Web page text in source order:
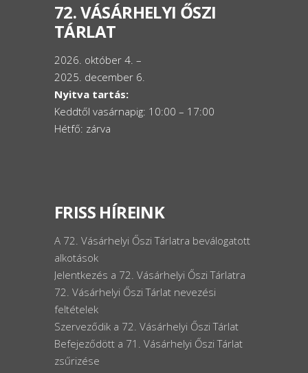
72. VÁSÁRHELYI ŐSZI
TÁRLAT
2026. október 4. –
2025. december 6.
Nyitva tartás:
Keddtől vasárnapig: 10:00 – 17:00
Hétfő: zárva
FRISS HÍREINK
A 72. Vásárhelyi Őszi Tárlatra beválogatott
alkotások
Jelentkezés a 72. Vásárhelyi Őszi Tárlatra
72. Vásárhelyi Őszi Tárlat nevezési
feltételek
Szerveződik a 72. Vásárhelyi Őszi Tárlat
Befejeződött a 71. Vásárhelyi Őszi Tárlat
zsűrizése